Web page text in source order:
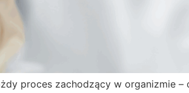
proces zachodzący w organizmie